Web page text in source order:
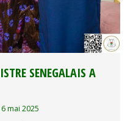
SENEGALAIS A
mai 2025